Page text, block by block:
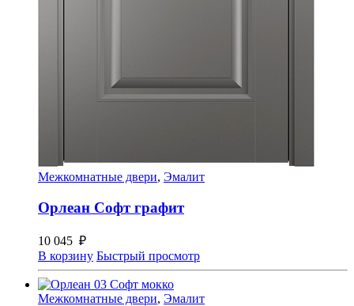
Межкомнатные двери, Эмалит
Орлеан Софт графит
10 045 ₽
В корзину Быстрый просмотр
Межкомнатные двери, Эмалит